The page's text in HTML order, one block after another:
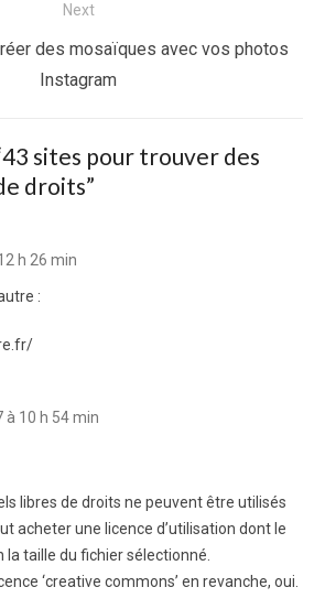
Next
des mosaïques avec vos photos
Instagram
43 sites pour trouver des
droits”
h 26 min
:
à 10 h 54 min
libres de droits ne peuvent être utilisés
acheter une licence d’utilisation dont le
la taille du fichier sélectionné.
‘creative commons’ en revanche, oui.